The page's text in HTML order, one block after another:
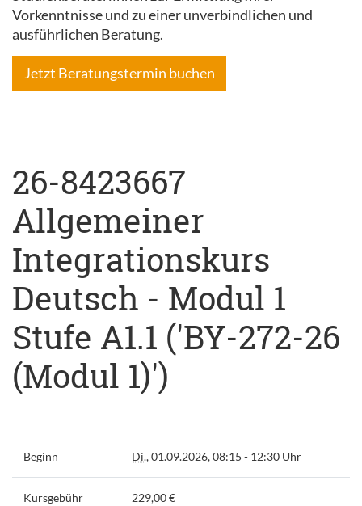
Vorkenntnisse und zu einer unverbindlichen und
ausführlichen Beratung.
Jetzt Beratungstermin buchen
26-8423667
Allgemeiner
Integrationskurs
Deutsch - Modul 1
Stufe A1.1 ('BY-272-26
(Modul 1)')
Beginn Di., 01.09.2026, 08:15 - 12:30 Uhr
Kursgebühr 229,00 €